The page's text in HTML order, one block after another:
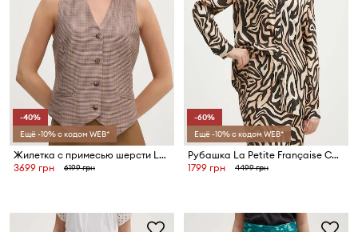
-40%
Ещё -10% с кодом WEB*
Жилетка с примесью шерсти La Petite Française PFGRATIFIANT
3699 грн
6199 грн
-60%
Ещё -10% с кодом WEB*
Рубашка La Petite Française CHOCOLAT
1799 грн
4499 грн